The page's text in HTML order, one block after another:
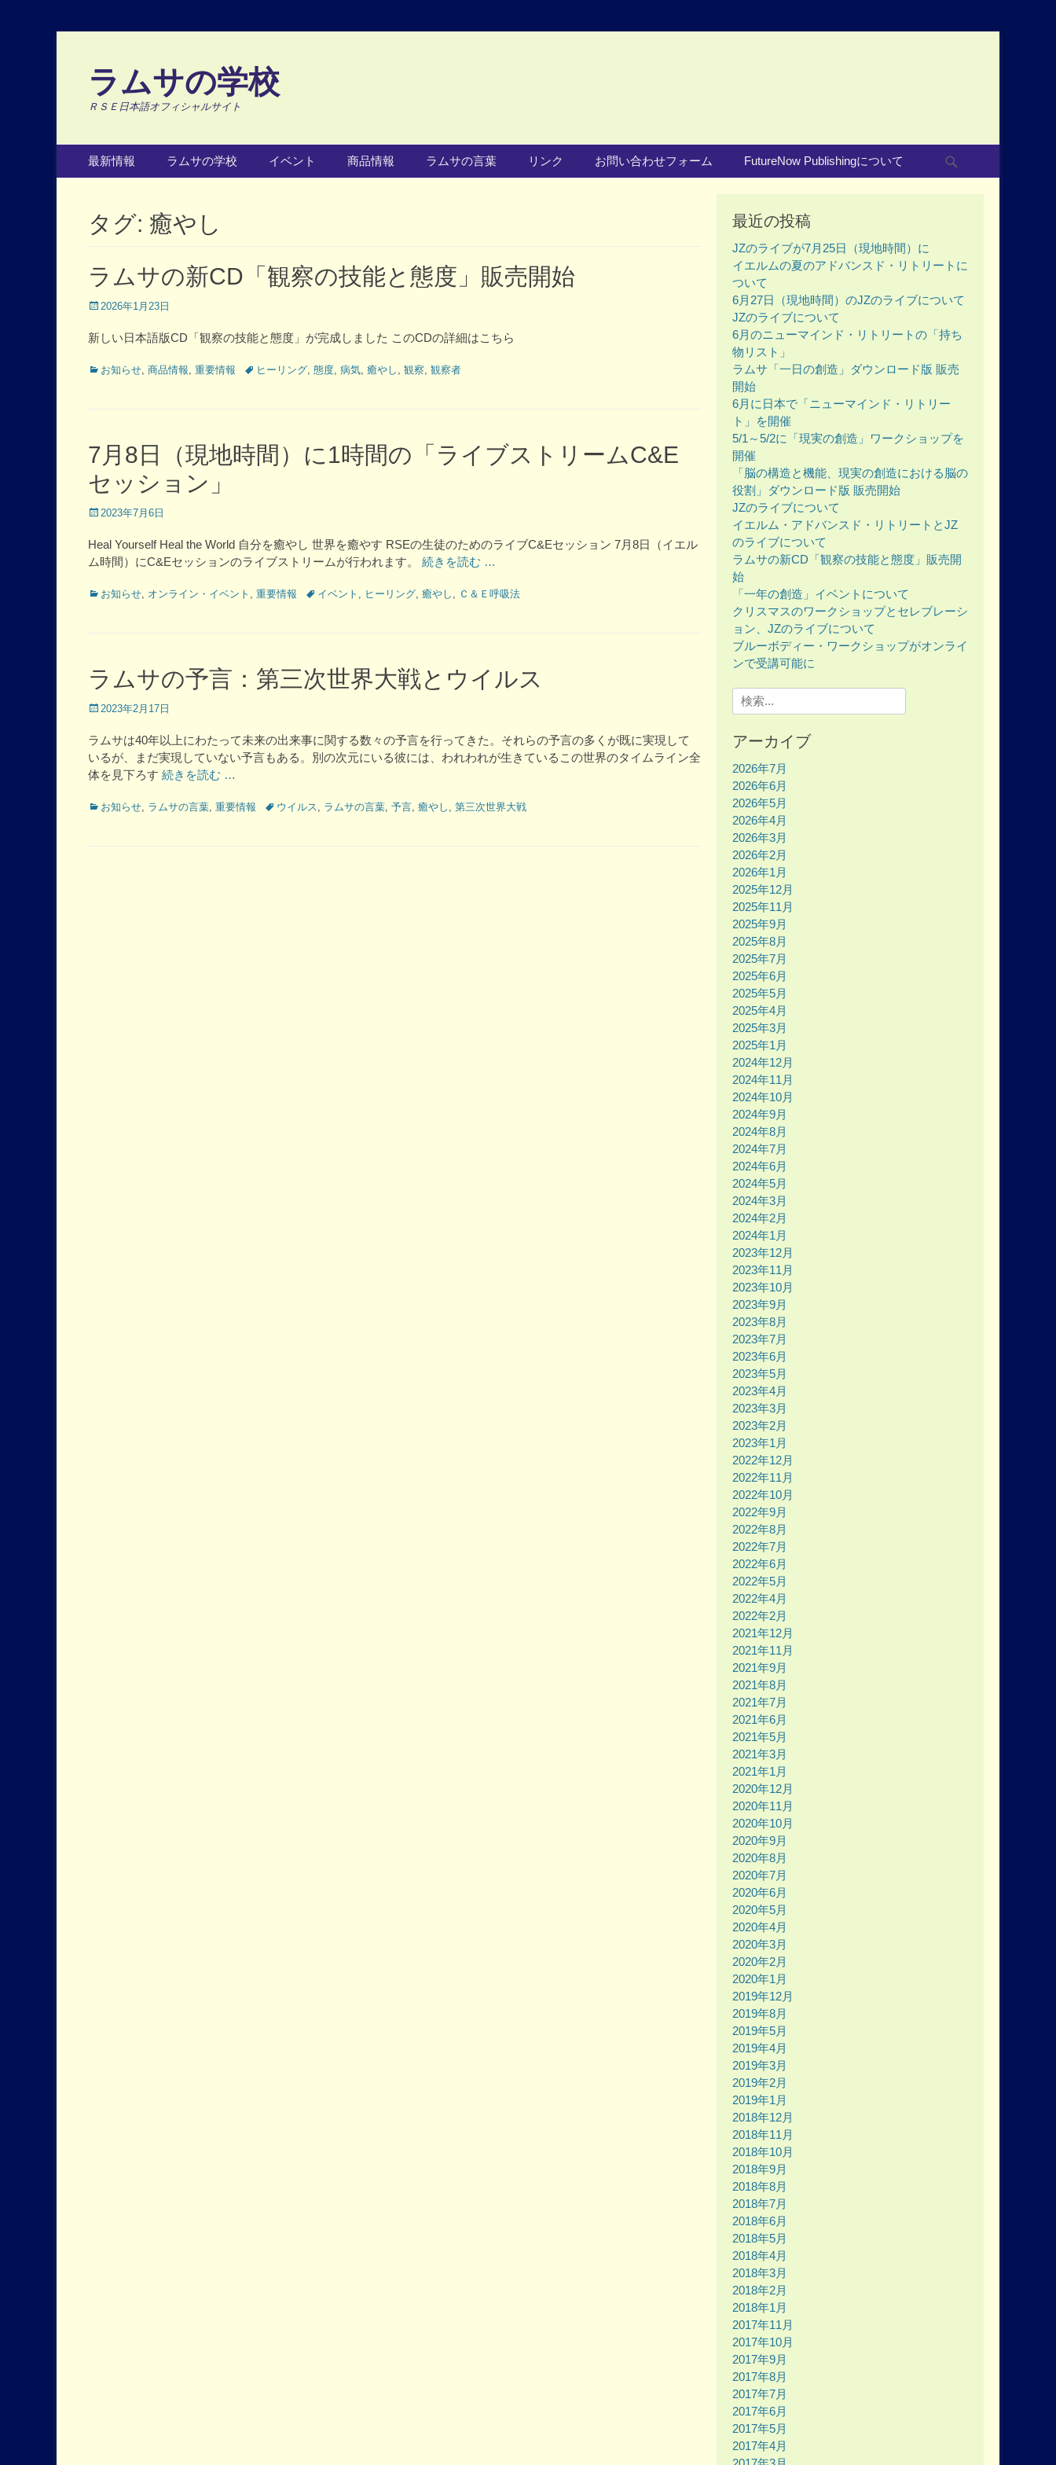
ラムサの学校
ＲＳＥ日本語オフィシャルサイト
Primary Menu
最新情報 ラムサの学校 イベント 商品情報 ラムサの言葉 リンク お問い合わせフォーム FutureNow Publishingについて
タグ: 癒やし
ラムサの新CD「観察の技能と態度」販売開始
Posted
2026年1月23日
新しい日本語版CD「観察の技能と態度」が完成しました このCDの詳細はこちら
Categories
お知らせ, 商品情報, 重要情報 Tagsヒーリング, 態度, 病気, 癒やし , 観察, 観察者
7月8日（現地時間）に1時間の「ライブストリームC&E
セッション」
Posted
2023年7月6日
Heal Yourself Heal the World 自分を癒やし 世界を癒やす RSEの生徒のためのライブC&Eセッション 7月8日（イエル
ム時間）にC&Eセッションのライブストリームが行われます。 続きを読む …
Categories
お知らせ, オンライン・イベント , 重要情報 Tagsイベント , ヒーリング, 癒やし , Ｃ＆Ｅ呼吸法
ラムサの予言：第三次世界大戦とウイルス
Posted
2023年2月17日
ラムサは40年以上にわたって未来の出来事に関する数々の予言を行ってきた。それらの予言の多くが既に実現して
いるが、まだ実現していない予言もある。別の次元にいる彼には、われわれが生きているこの世界のタイムライン全
体を見下ろす 続きを読む …
Categories
お知らせ, ラムサの言葉, 重要情報 Tagsウイルス, ラムサの言葉, 予言, 癒やし , 第三次世界大戦
最近の投稿
JZのライブが7月25日（現地時間）に
イエルムの夏のアドバンスド・リトリートに
ついて
6月27日（現地時間）のJZのライブについて
JZのライブについて
6月のニューマインド・リトリートの「持ち
物リスト」
ラムサ「一日の創造」ダウンロード版 販売
開始
6月に日本で「ニューマインド・リトリー
ト」を開催
5/1～5/2に「現実の創造」ワークショップを
開催
「脳の構造と機能、現実の創造における脳の
役割」ダウンロード版 販売開始
JZのライブについて
イエルム・アドバンスド・リトリートとJZ
のライブについて
ラムサの新CD「観察の技能と態度」販売開
始
「一年の創造」イベントについて
クリスマスのワークショップとセレブレーシ
ョン、JZのライブについて
ブルーボディー・ワークショップがオンライ
ンで受講可能に
Search
for:
アーカイブ
2026年7月
2026年6月
2026年5月
2026年4月
2026年3月
2026年2月
2026年1月
2025年12月
2025年11月
2025年9月
2025年8月
2025年7月
2025年6月
2025年5月
2025年4月
2025年3月
2025年1月
2024年12月
2024年11月
2024年10月
2024年9月
2024年8月
2024年7月
2024年6月
2024年5月
2024年3月
2024年2月
2024年1月
2023年12月
2023年11月
2023年10月
2023年9月
2023年8月
2023年7月
2023年6月
2023年5月
2023年4月
2023年3月
2023年2月
2023年1月
2022年12月
2022年11月
2022年10月
2022年9月
2022年8月
2022年7月
2022年6月
2022年5月
2022年4月
2022年2月
2021年12月
2021年11月
2021年9月
2021年8月
2021年7月
2021年6月
2021年5月
2021年3月
2021年1月
2020年12月
2020年11月
2020年10月
2020年9月
2020年8月
2020年7月
2020年6月
2020年5月
2020年4月
2020年3月
2020年2月
2020年1月
2019年12月
2019年8月
2019年5月
2019年4月
2019年3月
2019年2月
2019年1月
2018年12月
2018年11月
2018年10月
2018年9月
2018年8月
2018年7月
2018年6月
2018年5月
2018年4月
2018年3月
2018年2月
2018年1月
2017年11月
2017年10月
2017年9月
2017年8月
2017年7月
2017年6月
2017年5月
2017年4月